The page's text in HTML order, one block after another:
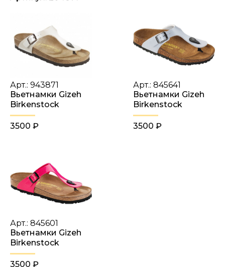
Арт.: 943871
Вьетнамки Gizeh
Birkenstock
3500 ₽
Арт.: 845641
Вьетнамки Gizeh
Birkenstock
3500 ₽
Арт.: 845601
Вьетнамки Gizeh
Birkenstock
3500 ₽